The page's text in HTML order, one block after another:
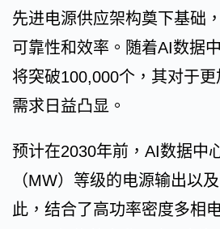
先进电源供应架构奠下基础
可靠性和效率。随着AI数据
将突破100,000个，其对于
需求日益凸显。
预计在2030年前，AI数据中
（MW）等级的电源输出以
此，结合了高功率密度多相